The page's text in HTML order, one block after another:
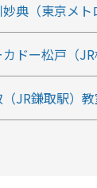
典（東京メ
ドー松戸（
JR鎌取駅）